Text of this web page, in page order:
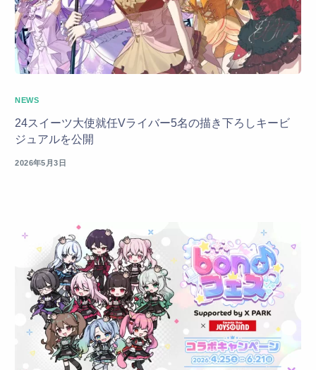
NEWS
24スイーツ大使就任Vライバー5名の描き下ろしキービ
ジュアルを公開
2026年5月3日